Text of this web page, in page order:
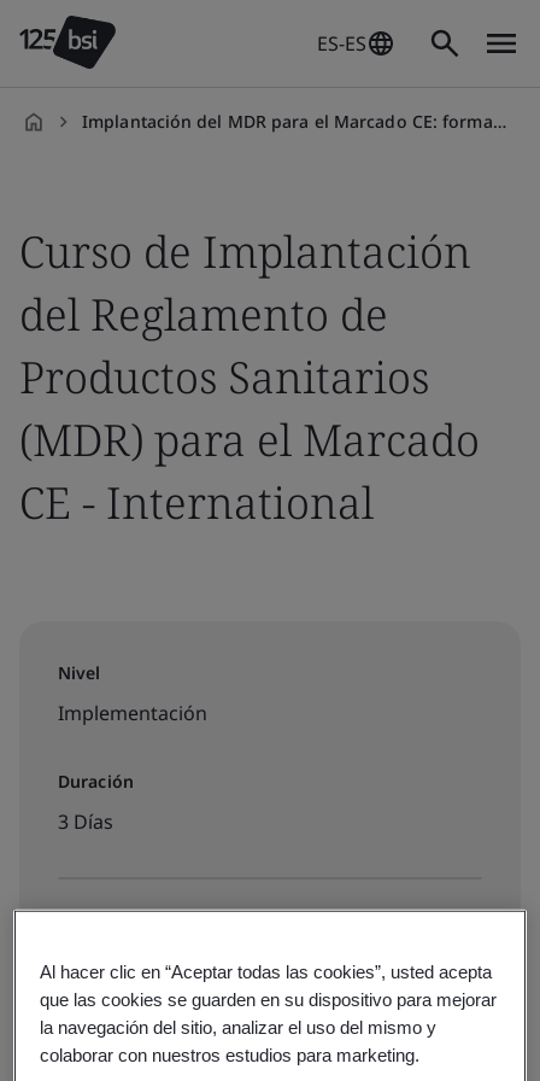
ES-ES
Implantación del MDR para el Marcado CE: formación internacional
Curso de Implantación
del Reglamento de
Productos Sanitarios
(MDR) para el Marcado
CE - International
Nivel
Implementación
Duración
3 Días
Formación aula virtual
€1470
Al hacer clic en “Aceptar todas las cookies”, usted acepta
que las cookies se guarden en su dispositivo para mejorar
la navegación del sitio, analizar el uso del mismo y
colaborar con nuestros estudios para marketing.